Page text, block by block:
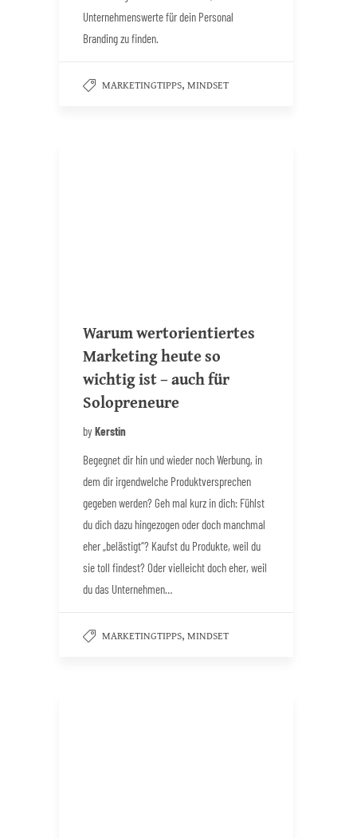
Unternehmenswerte für dein Personal
Branding zu finden.
MARKETINGTIPPS, MINDSET
Warum wertorientiertes
Marketing heute so
wichtig ist – auch für
Solopreneure
by Kerstin
Begegnet dir hin und wieder noch Werbung, in
dem dir irgendwelche Produktversprechen
gegeben werden? Geh mal kurz in dich: Fühlst
du dich dazu hingezogen oder doch manchmal
eher „belästigt“? Kaufst du Produkte, weil du
sie toll findest? Oder vielleicht doch eher, weil
du das Unternehmen…
MARKETINGTIPPS, MINDSET